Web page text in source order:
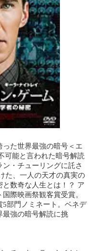
た世界最強の暗号＜エ
可能と言われた暗号解読
・チューリングに託さ
た、一人の天才の真実の
数奇な人生とは！？ ア
際映画祭観客賞受賞。
部門ノミネート。ベネデ
最強の暗号解読に挑